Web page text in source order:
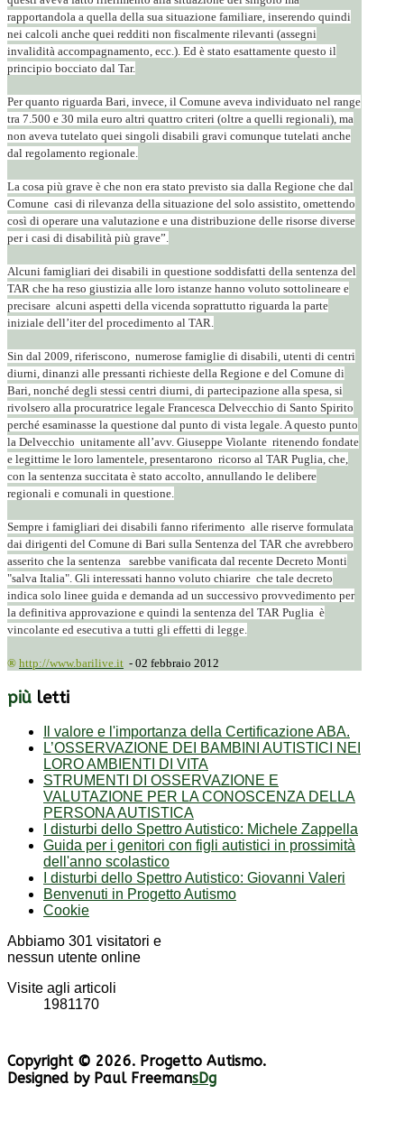
rapportandola a quella della sua situazione familiare, inserendo quindi
nei calcoli anche quei redditi non fiscalmente rilevanti (assegni
invalidità accompagnamento, ecc.). Ed è stato esattamente questo il
principio bocciato dal Tar.
Per quanto riguarda Bari, invece, il Comune aveva individuato nel range
tra 7.500 e 30 mila euro altri quattro criteri (oltre a quelli regionali), ma
non aveva tutelato quei singoli disabili gravi comunque tutelati anche
dal regolamento regionale.
La cosa più grave è che non era stato previsto sia dalla Regione che dal
Comune casi di rilevanza della situazione del solo assistito, omettendo
così di operare una valutazione e una distribuzione delle risorse diverse
per i casi di disabilità più grave”.
Alcuni famigliari dei disabili in questione soddisfatti della sentenza del
TAR che ha reso giustizia alle loro istanze hanno voluto sottolineare e
precisare alcuni aspetti della vicenda soprattutto riguarda la parte
iniziale dell’iter del procedimento al TAR.
Sin dal 2009, riferiscono, numerose famiglie di disabili, utenti di centri
diurni, dinanzi alle pressanti richieste della Regione e del Comune di
Bari, nonché degli stessi centri diurni, di partecipazione alla spesa, si
rivolsero alla procuratrice legale Francesca Delvecchio di Santo Spirito
perché esaminasse la questione dal punto di vista legale. A questo punto
la Delvecchio unitamente all’avv. Giuseppe Violante ritenendo fondate
e legittime le loro lamentele, presentarono ricorso al TAR Puglia, che,
con la sentenza succitata è stato accolto, annullando le delibere
regionali e comunali in questione.
Sempre i famigliari dei disabili fanno riferimento alle riserve formulata
dai dirigenti del Comune di Bari sulla Sentenza del TAR che avrebbero
asserito che la sentenza sarebbe vanificata dal recente Decreto Monti
"salva Italia". Gli interessati hanno voluto chiarire che tale decreto
indica solo linee guida e demanda ad un successivo provvedimento per
la definitiva approvazione e quindi la sentenza del TAR Puglia è
vincolante ed esecutiva a tutti gli effetti di legge.
® http://www.barilive.it - 02 febbraio 2012
più letti
Il valore e l'importanza della Certificazione ABA.
L’OSSERVAZIONE DEI BAMBINI AUTISTICI NEI
LORO AMBIENTI DI VITA
STRUMENTI DI OSSERVAZIONE E
VALUTAZIONE PER LA CONOSCENZA DELLA
PERSONA AUTISTICA
I disturbi dello Spettro Autistico: Michele Zappella
Guida per i genitori con figli autistici in prossimità
dell'anno scolastico
I disturbi dello Spettro Autistico: Giovanni Valeri
Benvenuti in Progetto Autismo
Cookie
Abbiamo 301 visitatori e
nessun utente online
Visite agli articoli
1981170
Copyright © 2026. Progetto Autismo.
Designed by Paul FreemansDg